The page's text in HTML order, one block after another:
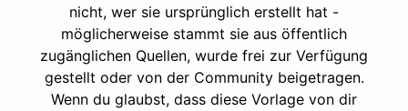
nicht, wer sie ursprünglich erstellt hat -
möglicherweise stammt sie aus öffentlich
zugänglichen Quellen, wurde frei zur Verfügung
gestellt oder von der Community beigetragen.
Wenn du glaubst, dass diese Vorlage von dir